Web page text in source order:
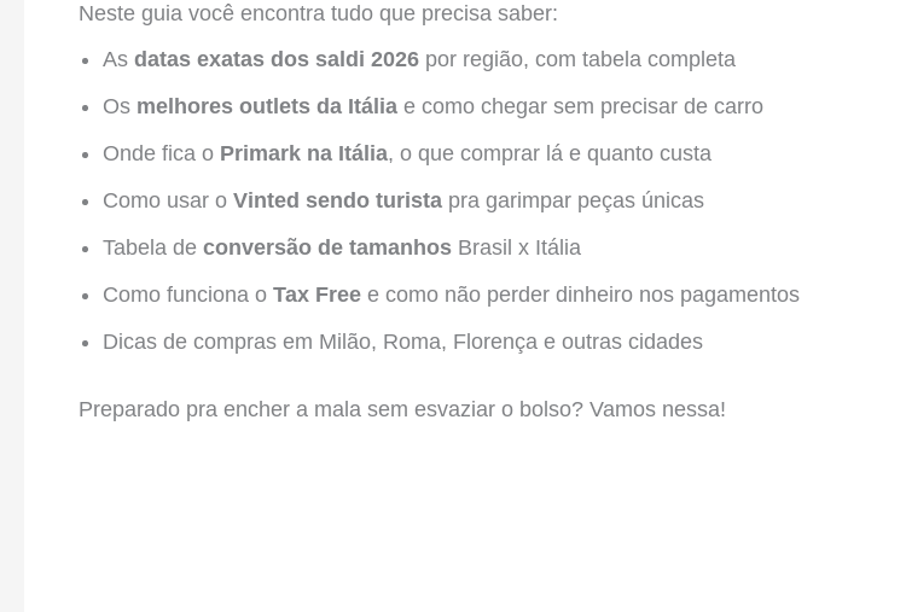
Neste guia você encontra tudo que precisa saber:
As datas exatas dos saldi 2026 por região, com tabela completa
Os melhores outlets da Itália e como chegar sem precisar de carro
Onde fica o Primark na Itália, o que comprar lá e quanto custa
Como usar o Vinted sendo turista pra garimpar peças únicas
Tabela de conversão de tamanhos Brasil x Itália
Como funciona o Tax Free e como não perder dinheiro nos pagamentos
Dicas de compras em Milão, Roma, Florença e outras cidades
Preparado pra encher a mala sem esvaziar o bolso? Vamos nessa!